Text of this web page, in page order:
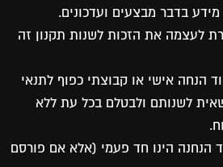
לעצמה את הזכות לשנות תקנון זה
הנחה אישי או קבוצתי כפוף לתנאי
לשנותם ולבטלם בכל עת ללא
הנחנה הינו חד פעמי (אלא אם פורסם